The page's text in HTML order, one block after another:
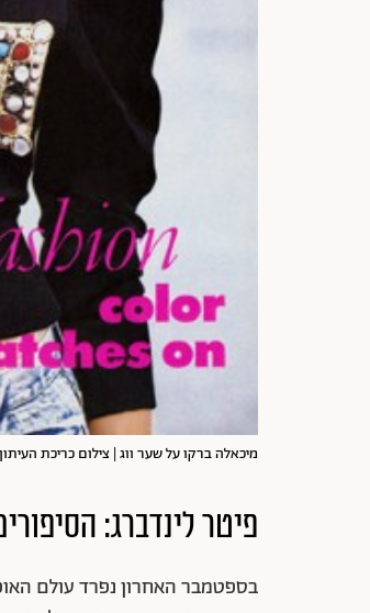
מיכאלה ברקו על שער ווג | צילום כריכת העיתון
פיטר לינדברג:
בספטמבר האחרון נפרד עולם